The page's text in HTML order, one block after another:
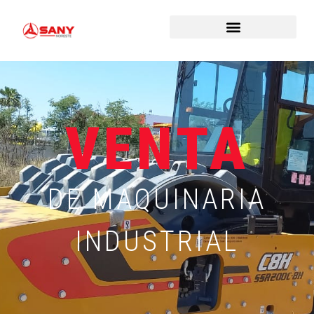
VENTA
DE MAQUINARIA
INDUSTRIAL